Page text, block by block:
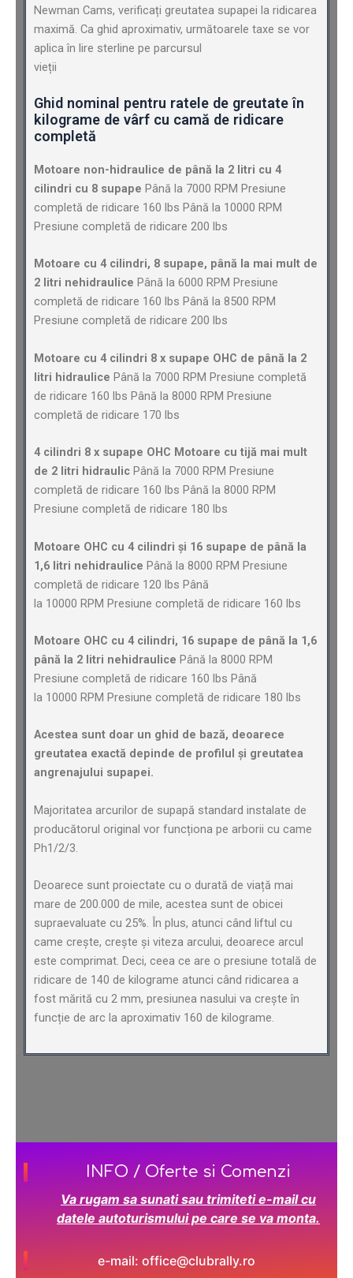
Newman Cams, verificați greutatea supapei la ridicarea
maximă. Ca ghid aproximativ, următoarele taxe se vor
aplica în lire sterline pe parcursul
vieții
Ghid nominal pentru ratele de greutate în
kilograme de vârf cu camă de ridicare
completă
Motoare non-hidraulice de până la 2 litri cu 4
cilindri cu 8 supape Până la 7000 RPM Presiune
completă de ridicare 160 lbs Până la 10000 RPM
Presiune completă de ridicare 200 lbs
Motoare cu 4 cilindri, 8 supape, până la mai mult de
2 litri nehidraulice Până la 6000 RPM Presiune
completă de ridicare 160 lbs Până la 8500 RPM
Presiune completă de ridicare 200 lbs
Motoare cu 4 cilindri 8 x supape OHC de până la 2
litri hidraulice Până la 7000 RPM Presiune completă
de ridicare 160 lbs Până la 8000 RPM Presiune
completă de ridicare 170 lbs
4 cilindri 8 x supape OHC Motoare cu tijă mai mult
de 2 litri hidraulic Până la 7000 RPM Presiune
completă de ridicare 160 lbs Până la 8000 RPM
Presiune completă de ridicare 180 lbs
Motoare OHC cu 4 cilindri și 16 supape de până la
1,6 litri nehidraulice Până la 8000 RPM Presiune
completă de ridicare 120 lbs Până
la 10000 RPM Presiune completă de ridicare 160 lbs
Motoare OHC cu 4 cilindri, 16 supape de până la 1,6
până la 2 litri nehidraulice Până la 8000 RPM
Presiune completă de ridicare 160 lbs Până
la 10000 RPM Presiune completă de ridicare 180 lbs
Acestea sunt doar un ghid de bază, deoarece
greutatea exactă depinde de profilul și greutatea
angrenajului supapei.
Majoritatea arcurilor de supapă standard instalate de
producătorul original vor funcționa pe arborii cu came
Ph1/2/3.
Deoarece sunt proiectate cu o durată de viață mai
mare de 200.000 de mile, acestea sunt de obicei
supraevaluate cu 25%. În plus, atunci când liftul cu
came crește, crește și viteza arcului, deoarece arcul
este comprimat. Deci, ceea ce are o presiune totală de
ridicare de 140 de kilograme atunci când ridicarea a
fost mărită cu 2 mm, presiunea nasului va crește în
funcție de arc la aproximativ 160 de kilograme.
INFO / Oferte si Comenzi
Va rugam sa sunati sau trimiteti e-mail cu
datele autoturismului pe care se va monta.
e-mail: office@clubrally.ro